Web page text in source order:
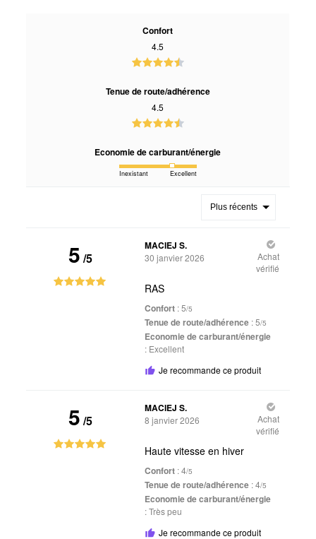
Confort
4.5
Tenue de route/adhérence
4.5
Economie de carburant/énergie
Inexistant Excellent
Plus récents
5 /5
MACIEJ S.
30 janvier 2026
Achat
vérifié
RAS
Confort : 5/5
Tenue de route/adhérence : 5/5
Economie de carburant/énergie
: Excellent
Je recommande ce produit
5 /5
MACIEJ S.
8 janvier 2026
Achat
vérifié
Haute vitesse en hiver
Confort : 4/5
Tenue de route/adhérence : 4/5
Economie de carburant/énergie
:Très peu
Je recommande ce produit